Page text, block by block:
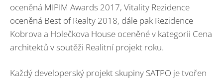
oceněná MIPIM Awards 2017, Vitality Rezidence
oceněná Best of Realty 2018, dále pak Rezidence
Kobrova a Holečkova House oceněné v kategorii Cena
architektů v soutěži Realitní projekt roku.
Každý developerský projekt skupiny SATPO je tvořen